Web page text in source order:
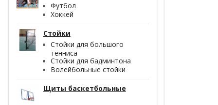
Футбол
Хоккей
Стойки
Стойки для большого
тенниса
Стойки для бадминтона
Волейбольные стойки
Щиты баскетбольные